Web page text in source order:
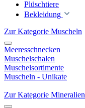
Plüschtiere
Bekleidung
Zur Kategorie Muscheln
Meeresschnecken
Muschelschalen
Muschelsortimente
Muscheln - Unikate
Zur Kategorie Mineralien